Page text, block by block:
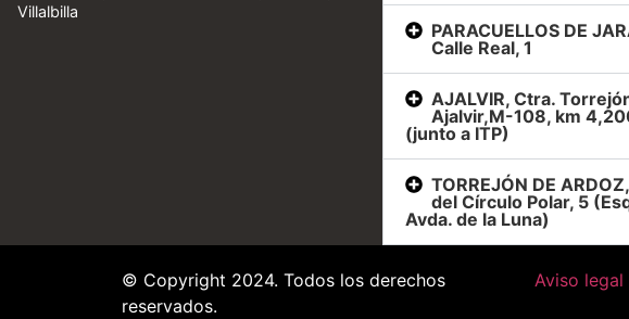
Villalbilla
PARACUELLOS DE
Calle Real, 1
AJALVIR, Ctra.
Ajalvir,M-108, km
(junto a ITP)
TORREJÓN DE
del Círculo Polar, 5
Avda. de la Luna)
© Copyright 2024. Todos los derechos
reservados.
Aviso legal